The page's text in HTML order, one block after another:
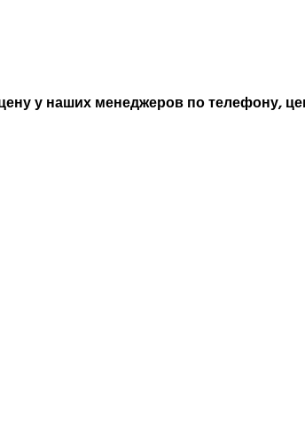
у наших менеджеров по телефону,